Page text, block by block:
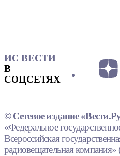
ИС ВЕСТИ
В
СОЦСЕТЯХ
© Сетевое издание
«Федеральное
Всероссийская
радиовещательная